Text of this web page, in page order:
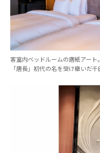
客室内ベッドルームの唐紙アー
「唐長」初代の名を受け継いだ千